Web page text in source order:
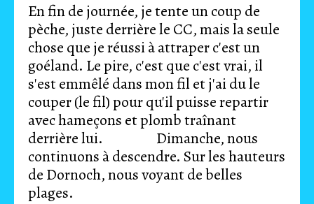
En fin de journée, je tente un coup de
pèche, juste derrière le CC, mais la seule
chose que je réussi à attraper c'est un
goéland. Le pire, c'est que c'est vrai, il
s'est emmêlé dans mon fil et j'ai du le
couper (le fil) pour qu'il puisse repartir
avec hameçons et plomb traînant
derrière lui. Dimanche, nous
continuons à descendre. Sur les hauteurs
de Dornoch, nous voyant de belles
plages.